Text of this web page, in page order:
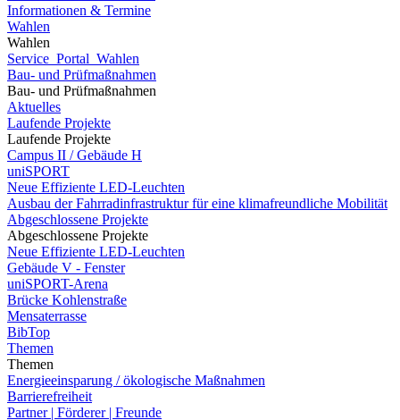
Informationen & Termine
Wahlen
Wahlen
Service_Portal_Wahlen
Bau- und Prüfmaßnahmen
Bau- und Prüfmaßnahmen
Aktuelles
Laufende Projekte
Laufende Projekte
Campus II / Gebäude H
uniSPORT
Neue Effiziente LED-Leuchten
Ausbau der Fahrradinfrastruktur für eine klimafreundliche Mobilität
Abgeschlossene Projekte
Abgeschlossene Projekte
Neue Effiziente LED-Leuchten
Gebäude V - Fenster
uniSPORT-Arena
Brücke Kohlenstraße
Mensaterrasse
BibTop
Themen
Themen
Energieeinsparung / ökologische Maßnahmen
Barrierefreiheit
Partner | Förderer | Freunde